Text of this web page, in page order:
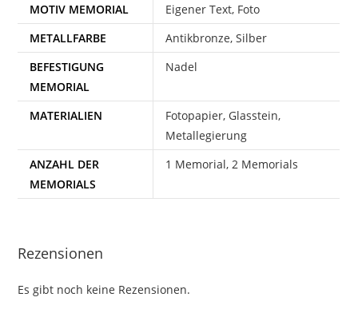
MOTIV MEMORIAL
Eigener Text, Foto
METALLFARBE
Antikbronze, Silber
BEFESTIGUNG
MEMORIAL
Nadel
MATERIALIEN
Fotopapier, Glasstein,
Metallegierung
ANZAHL DER
MEMORIALS
1 Memorial, 2 Memorials
Rezensionen
Es gibt noch keine Rezensionen.